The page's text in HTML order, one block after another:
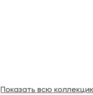
Показать всю